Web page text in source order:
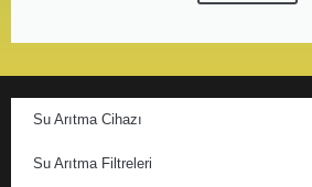
Su Arıtma Cihazı
Su Arıtma Filtreleri